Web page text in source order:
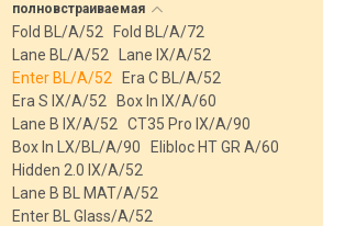
полновстраиваемая
Fold BL/A/52
Fold BL/A/72
Lane BL/A/52
Lane IX/A/52
Enter BL/A/52
Era C BL/A/52
Era S IX/A/52
Box In IX/A/60
Lane B IX/A/52
CT35 Pro IX/A/90
Box In LX/BL/A/90
Elibloc HT GR A/60
Hidden 2.0 IX/A/52
Lane B BL MAT/A/52
Enter BL Glass/A/52